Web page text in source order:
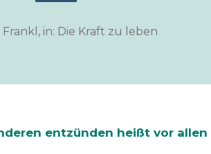
Frankl, in: Die Kraft zu leben
entzünden heißt vor allen